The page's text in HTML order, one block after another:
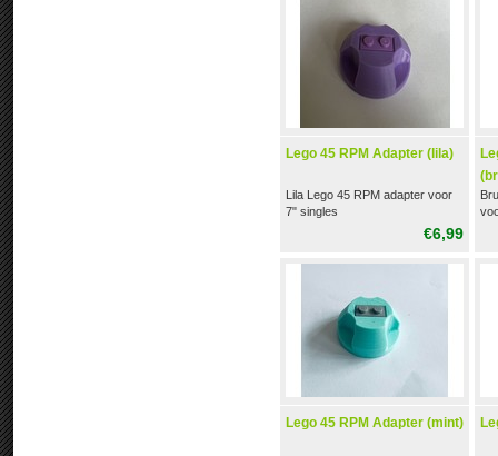
Lego 45 RPM Adapter (lila)
Lila Lego 45 RPM adapter voor
7" singles
€6,99
Lego 45 RPM Adapter (mint)